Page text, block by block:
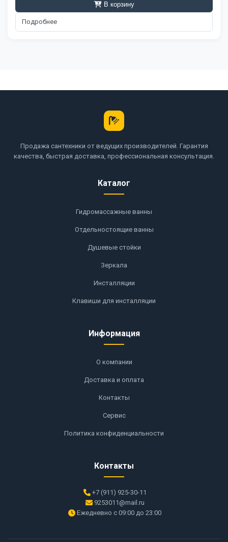
В корзину
Подробнее
Продажа сантехники от ведущих производителей. Гарантия
качества, быстрая доставка, профессиональная консультация.
Каталог
Гидромассажные ванны
Отдельностоящие ванны
Душевые стойки
Зеркала
Инсталляции
Клавиши для инсталляции
Информация
О компании
Доставка и оплата
Контакты
Сервис
Политика конфиденциальности
Контакты
+7 (911) 925-30-11
9253011@mail.ru
Ежедневно с 09:00 до 23:00